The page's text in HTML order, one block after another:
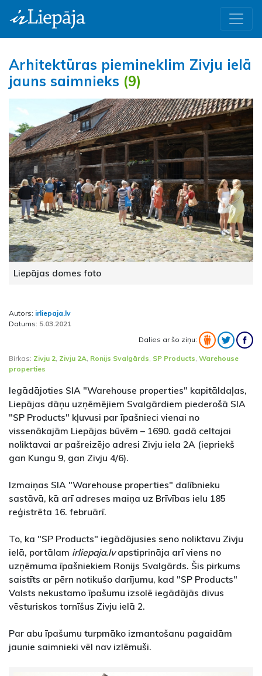
Arhitektūras piemineklim Zivju ielā
jauns saimnieks (9)
Liepājas domes foto
Autors: irliepaja.lv
Datums: 5.03.2021
Dalies ar šo ziņu:
Birkas: Zivju 2 Zivju 2A Ronijs Svalgārds SP Products Warehouse
properties
Iegādājoties SIA "Warehouse properties" kapitāldaļas,
Liepājas dāņu uzņēmējiem Svalgārdiem piederošā SIA
"SP Products" kļuvusi par īpašnieci vienai no
vissenākajām Liepājas būvēm – 1690. gadā celtajai
noliktavai ar pašreizējo adresi Zivju iela 2A (iepriekš
gan Kungu 9, gan Zivju 4/6).
Izmaiņas SIA "Warehouse properties" dalībnieku
sastāvā, kā arī adreses maiņa uz Brīvības ielu 185
reģistrēta 16. februārī.
To, ka "SP Products" iegādājusies seno noliktavu Zivju
ielā, portālam irliepaja.lvapstiprināja arī viens no
uzņēmuma īpašniekiem Ronijs Svalgārds. Šis pirkums
saistīts ar pērn notikušo darījumu, kad "SP Products"
Valsts nekustamo īpašumu izsolē iegādājās divus
vēsturiskos tornīšus Zivju ielā 2.
Par abu īpašumu turpmāko izmantošanu pagaidām
jaunie saimnieki vēl nav izlēmuši.